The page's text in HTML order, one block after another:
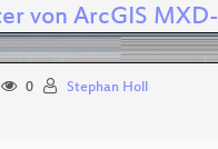
von ArcGIS
0 Stephan Holl